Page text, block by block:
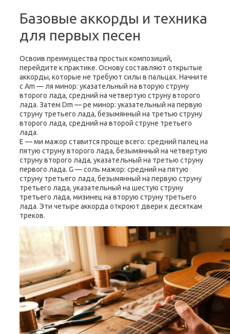
Базовые аккорды и техника
для первых песен
Освоив преимущества простых композиций,
перейдите к практике. Основу составляют открытые
аккорды, которые не требуют силы в пальцах. Начните
с Am — ля минор: указательный на вторую струну
второго лада, средний на четвертую струну второго
лада. Затем Dm — ре минор: указательный на первую
струну третьего лада, безымянный на третью струну
второго лада, средний на второй струне третьего
лада.
E — ми мажор ставится проще всего: средний палец на
пятую струну второго лада, безымянный на четвертую
струну второго лада, указательный на третью струну
первого лада. G — соль мажор: средний на пятую
струну третьего лада, безымянный на первую струну
третьего лада, указательный на шестую струну
третьего лада, мизинец на вторую струну третьего
лада. Эти четыре аккорда откроют двери к десяткам
треков.